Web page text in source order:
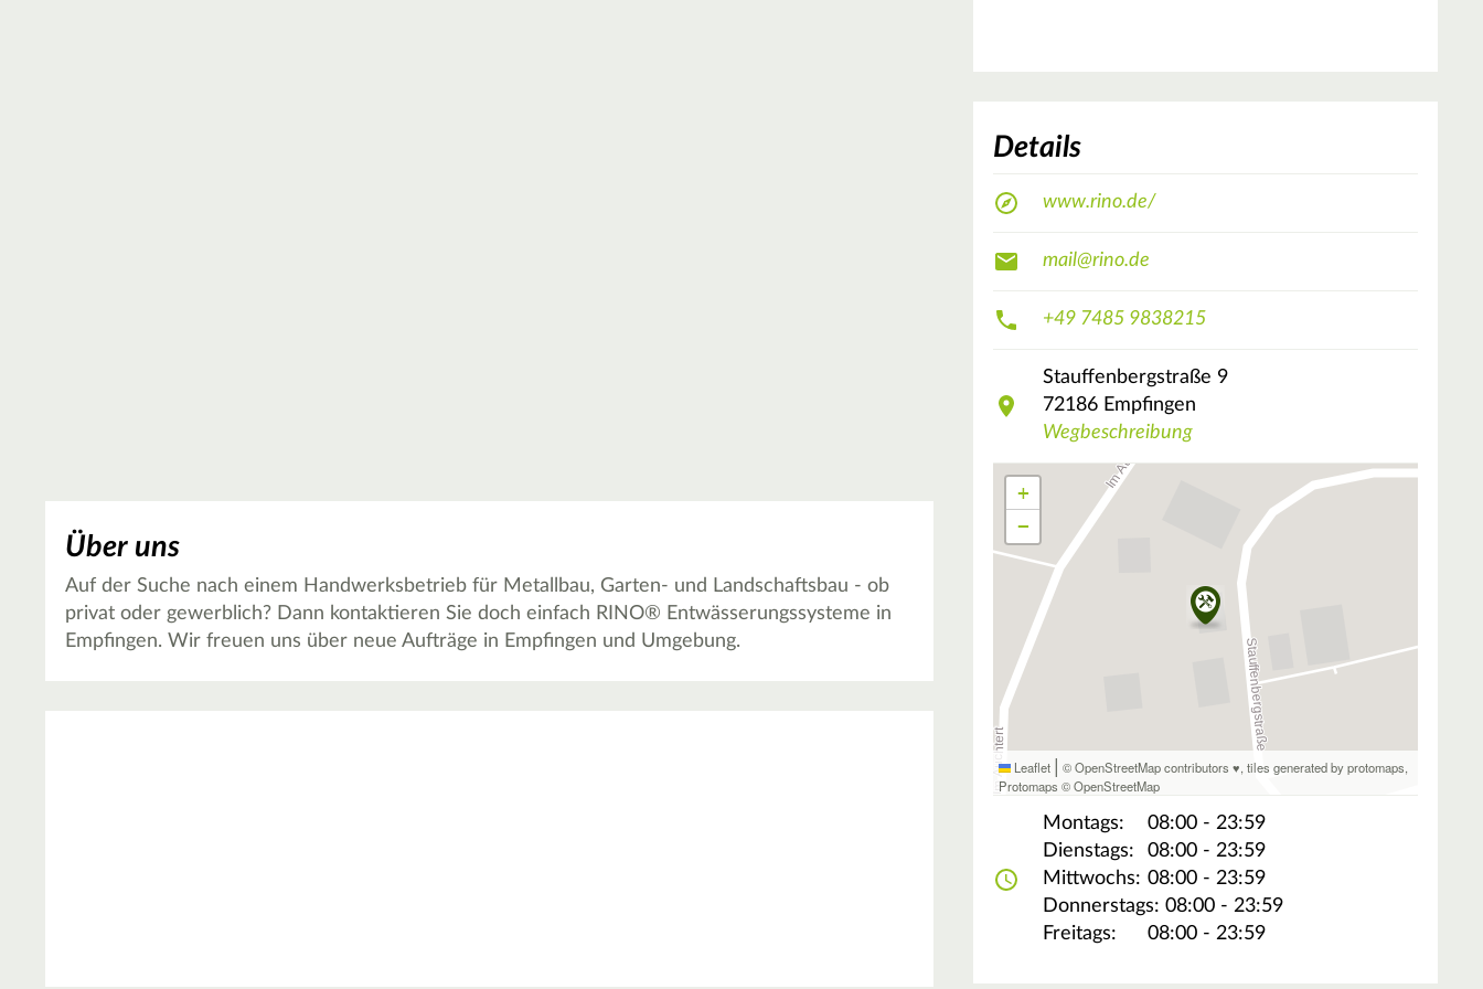
Über uns
Auf der Suche nach einem Handwerksbetrieb für Metallbau, Garten- und Landschaftsbau - ob
privat oder gewerblich? Dann kontaktieren Sie doch einfach RINO® Entwässerungssysteme in
Empfingen. Wir freuen uns über neue Aufträge in Empfingen und Umgebung.
Details
www.rino.de/
mail@rino.de
+49 7485 9838215
Stauffenbergstraße 9
72186 Empfingen
Wegbeschreibung
+
−
Leaflet | © OpenStreetMap contributors ♥,tiles generated by protomaps,
Protomaps ©OpenStreetMap
Montags:
08:00 - 23:59
Dienstags:
08:00 - 23:59
Mittwochs: 08:00 - 23:59
Donnerstags: 08:00 - 23:59
Freitags:
08:00 - 23:59